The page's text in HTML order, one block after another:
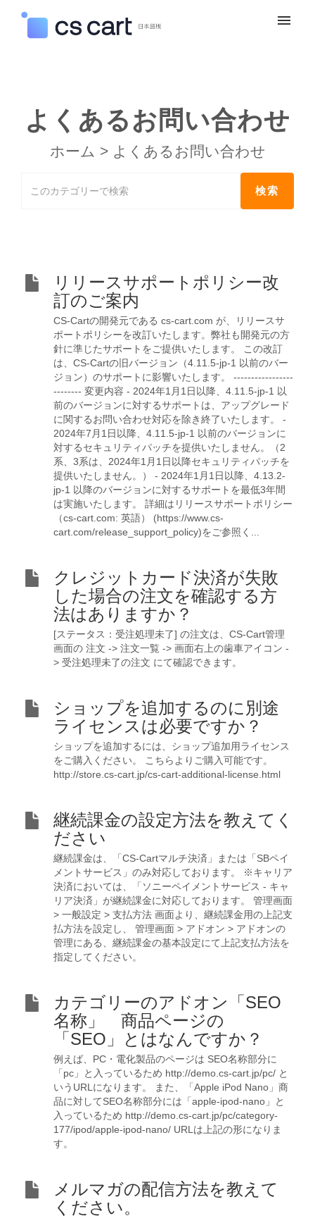
ログイン
よくあるお問い合わせ
ホーム > よくあるお問い合わせ
リリースサポートポリシー改
訂のご案内
CS-Cartの開発元である cs-cart.com が、リリースサ
ポートポリシーを改訂いたします。弊社も開発元の方
針に準じたサポートをご提供いたします。 この改訂
は、CS-Cartの旧バージョン（4.11.5-jp-1 以前のバー
ジョン）のサポートに影響いたします。 -----------------
-------- 変更内容 - 2024年1月1日以降、4.11.5-jp-1 以
前のバージョンに対するサポートは、アップグレード
に関するお問い合わせ対応を除き終了いたします。 -
2024年7月1日以降、4.11.5-jp-1 以前のバージョンに
対するセキュリティパッチを提供いたしません。（2
系、3系は、2024年1月1日以降セキュリティパッチを
提供いたしません。） - 2024年1月1日以降、4.13.2-
jp-1 以降のバージョンに対するサポートを最低3年間
は実施いたします。 詳細はリリースサポートポリシー
（cs-cart.com: 英語） (https://www.cs-
cart.com/release_support_policy)をご参照く...
クレジットカード決済が失敗
した場合の注文を確認する方
法はありますか？
[ステータス：受注処理未了] の注文は、CS-Cart管理
画面の 注文 -> 注文一覧 -> 画面右上の歯車アイコン -
> 受注処理未了の注文 にて確認できます。
ショップを追加するのに別途
ライセンスは必要ですか？
ショップを追加するには、ショップ追加用ライセンス
をご購入ください。 こちらよりご購入可能です。
http://store.cs-cart.jp/cs-cart-additional-license.html
継続課金の設定方法を教えてく
ださい
継続課金は、「CS-Cartマルチ決済」または「SBペイ
メントサービス」のみ対応しております。 ※キャリア
決済においては、「ソニーペイメントサービス - キャ
リア決済」が継続課金に対応しております。 管理画面
> 一般設定 > 支払方法 画面より、継続課金用の上記支
払方法を設定し、 管理画面 > アドオン > アドオンの
管理にある、継続課金の基本設定にて上記支払方法を
指定してください。
カテゴリーのアドオン「SEO
名称」 商品ページの
「SEO」とはなんですか？
例えば、PC・電化製品のページは SEO名称部分に
「pc」と入っているため http://demo.cs-cart.jp/pc/ と
いうURLになります。 また、「Apple iPod Nano」商
品に対してSEO名称部分には「apple-ipod-nano」と
入っているため http://demo.cs-cart.jp/pc/category-
177/ipod/apple-ipod-nano/ URLは上記の形になりま
す。
メルマガの配信方法を教えて
ください。